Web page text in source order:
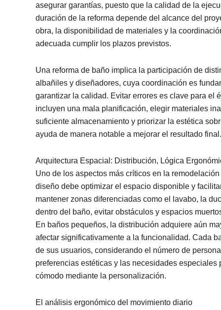
asegurar garantías, puesto que la calidad de la
duración de la reforma depende del alcance del
obra, la disponibilidad de materiales y la
adecuada cumplir los plazos previstos.
Una reforma de baño implica la participación de
albañiles y diseñadores, cuya coordinación es
garantizar la calidad. Evitar errores es clave para el
incluyen una mala planificación, elegir materiales
suficiente almacenamiento y priorizar la estética
ayuda de manera notable a mejorar el resultado final.
Arquitectura Espacial: Distribución, Lógica
Uno de los aspectos más críticos en la
diseño debe optimizar el espacio disponible y
mantener zonas diferenciadas como el lavabo, la
dentro del baño, evitar obstáculos y espacios
En baños pequeños, la distribución adquiere aún
afectar significativamente a la funcionalidad. Cada
de sus usuarios, considerando el número de
preferencias estéticas y las necesidades
cómodo mediante la personalización.
El análisis ergonómico del movimiento diario